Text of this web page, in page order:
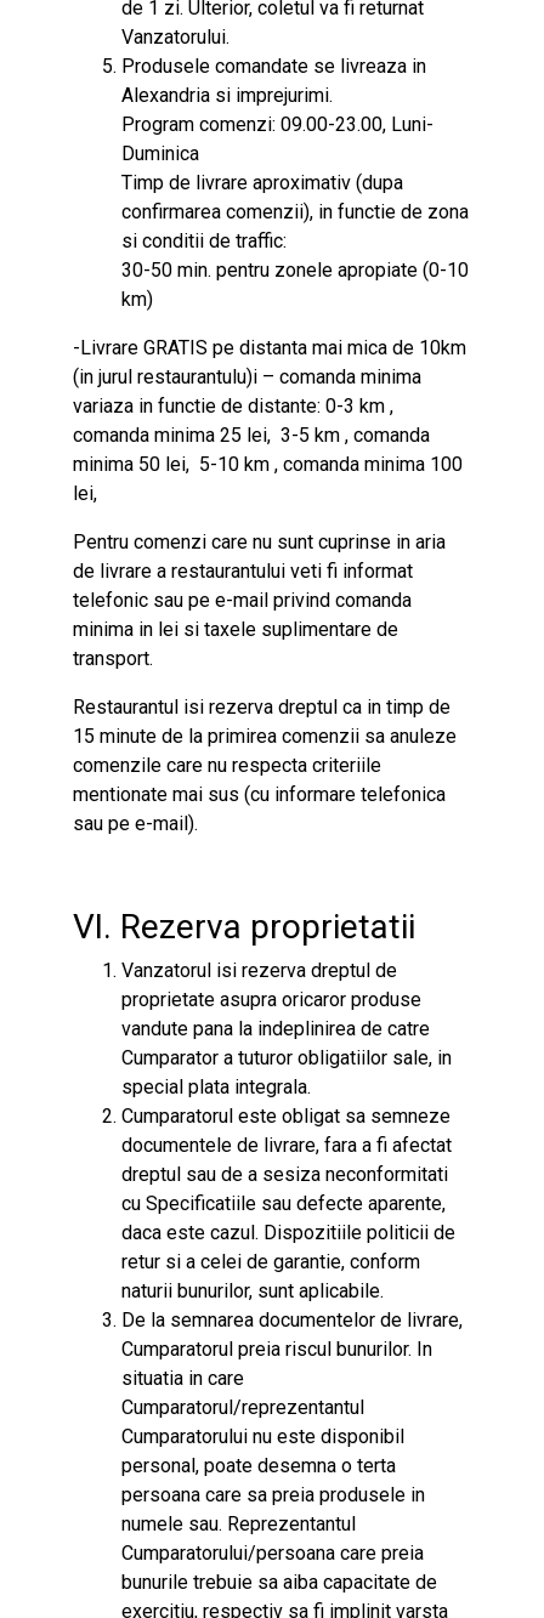
de 1 zi. Ulterior, coletul va fi returnat
Vanzatorului.
Produsele comandate se livreaza in
Alexandria si imprejurimi.
Program comenzi: 09.00-23.00, Luni-
Duminica
Timp de livrare aproximativ (dupa
confirmarea comenzii), in functie de zona
si conditii de traffic:
30-50 min. pentru zonele apropiate (0-10
km)
-Livrare GRATIS pe distanta mai mica de 10km
(in jurul restaurantulu)i – comanda minima
variaza in functie de distante: 0-3 km ,
comanda minima 25 lei, 3-5 km , comanda
minima 50 lei, 5-10 km , comanda minima 100
lei,
Pentru comenzi care nu sunt cuprinse in aria
de livrare a restaurantului veti fi informat
telefonic sau pe e-mail privind comanda
minima in lei si taxele suplimentare de
transport.
Restaurantul isi rezerva dreptul ca in timp de
15 minute de la primirea comenzii sa anuleze
comenzile care nu respecta criteriile
mentionate mai sus (cu informare telefonica
sau pe e-mail).
VI. Rezerva proprietatii
Vanzatorul isi rezerva dreptul de
proprietate asupra oricaror produse
vandute pana la indeplinirea de catre
Cumparator a tuturor obligatiilor sale, in
special plata integrala.
Cumparatorul este obligat sa semneze
documentele de livrare, fara a fi afectat
dreptul sau de a sesiza neconformitati
cu Specificatiile sau defecte aparente,
daca este cazul. Dispozitiile politicii de
retur si a celei de garantie, conform
naturii bunurilor, sunt aplicabile.
De la semnarea documentelor de livrare,
Cumparatorul preia riscul bunurilor. In
situatia in care
Cumparatorul/reprezentantul
Cumparatorului nu este disponibil
personal, poate desemna o terta
persoana care sa preia produsele in
numele sau. Reprezentantul
Cumparatorului/persoana care preia
bunurile trebuie sa aiba capacitate de
exercitiu, respectiv sa fi implinit varsta